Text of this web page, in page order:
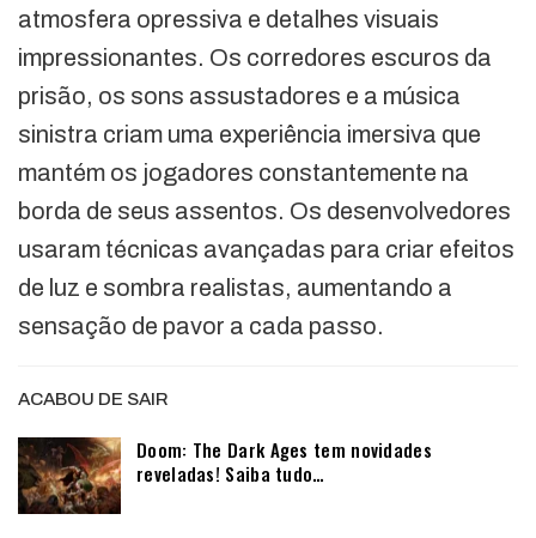
atmosfera opressiva e detalhes visuais
impressionantes. Os corredores escuros da
prisão, os sons assustadores e a música
sinistra criam uma experiência imersiva que
mantém os jogadores constantemente na
borda de seus assentos. Os desenvolvedores
usaram técnicas avançadas para criar efeitos
de luz e sombra realistas, aumentando a
sensação de pavor a cada passo.
ACABOU DE SAIR
Doom: The Dark Ages tem novidades
reveladas! Saiba tudo…